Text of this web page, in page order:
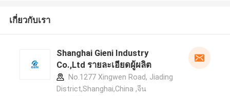
เกี่ยวกับเรา
Shanghai Gieni Industry
Co.,Ltd รายละเอียดผู้ผลิต
No.1277 Xingwen Road, Jiading
District,Shanghai,China ,จีน